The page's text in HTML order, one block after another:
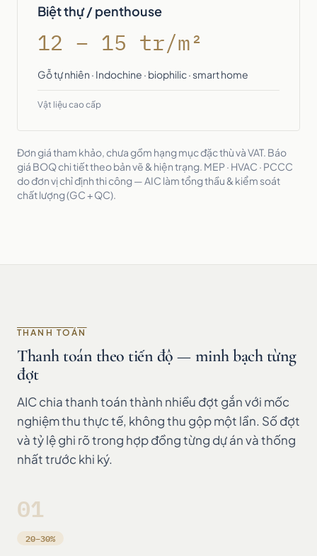
Biệt thự / penthouse
12 – 15 tr/m²
Gỗ tự nhiên · Indochine · biophilic · smart home
Vật liệu cao cấp
Đơn giá tham khảo, chưa gồm hạng mục đặc thù và VAT. Báo
giá BOQ chi tiết theo bản vẽ & hiện trạng. MEP · HVAC · PCCC
do đơn vị chỉ định thi công — AIC làm tổng thầu & kiểm soát
chất lượng (GC + QC).
THANH TOÁN
Thanh toán theo tiến độ — minh bạch từng
đợt
AIC chia thanh toán thành nhiều đợt gắn với mốc
nghiệm thu thực tế, không thu gộp một lần. Số đợt
và tỷ lệ ghi rõ trong hợp đồng từng dự án và thống
nhất trước khi ký.
01
20–30%